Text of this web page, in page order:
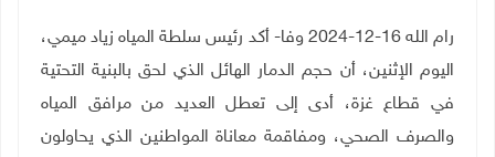
رام الله 16-12-2024 وفا- أكد رئيس سلطة المياه زياد ميمي،
اليوم الإثنين، أن حجم الدمار الهائل الذي لحق بالبنية التحتية
في قطاع غزة، أدى إلى تعطل العديد من مرافق المياه
والصرف الصحي، ومفاقمة معاناة المواطنين الذي يحاولون